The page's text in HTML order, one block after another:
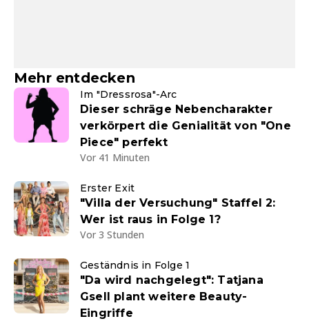
Mehr entdecken
Im "Dressrosa"-Arc
Dieser schräge Nebencharakter
verkörpert die Genialität von "One
Piece" perfekt
Vor 41 Minuten
Erster Exit
"Villa der Versuchung" Staffel 2:
Wer ist raus in Folge 1?
Vor 3 Stunden
Geständnis in Folge 1
"Da wird nachgelegt": Tatjana
Gsell plant weitere Beauty-
Eingriffe